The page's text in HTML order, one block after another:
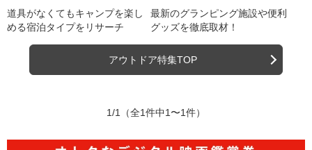
道具がなくてもキャンプを楽し
める宿泊タイプをリサーチ
最新のグランピング施設や便利
グッズを徹底取材！
アウトドア特集TOP
1/1 （全1件中1〜1件）